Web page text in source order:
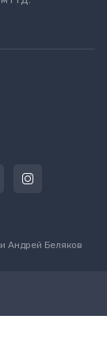
и Андрей Беляков